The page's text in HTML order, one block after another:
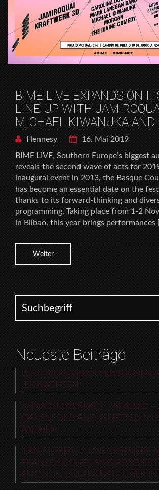
BIME LIVE EXPANDS ON
LINE UP WITH
MICHAEL KIWANUKA AND
Hennesy
16. Mai 2019
BIME LIVE, Southern Europe’s biggest
reveals the second wave of acts for
inaugural event in 2013, the Basque
has become an essential date on the
thanks to its forward-thinking and
programming. Taking place from 1-2
in Bilbao, this year brings performances
Weiter
Search for:
Neueste Beiträge
LEFTOVERS VERÖFFENTLICHEN
„ERWACHSEN“
ANNA TUR REMIXES „I’M ALIVE“
OAKENFOLD AND INFECTED
ANTHEM
ILAN MOREAU: „UNE DERNIÈRE
FRANZÖSISCHES
EMOTION UND KÜNSTLICHER